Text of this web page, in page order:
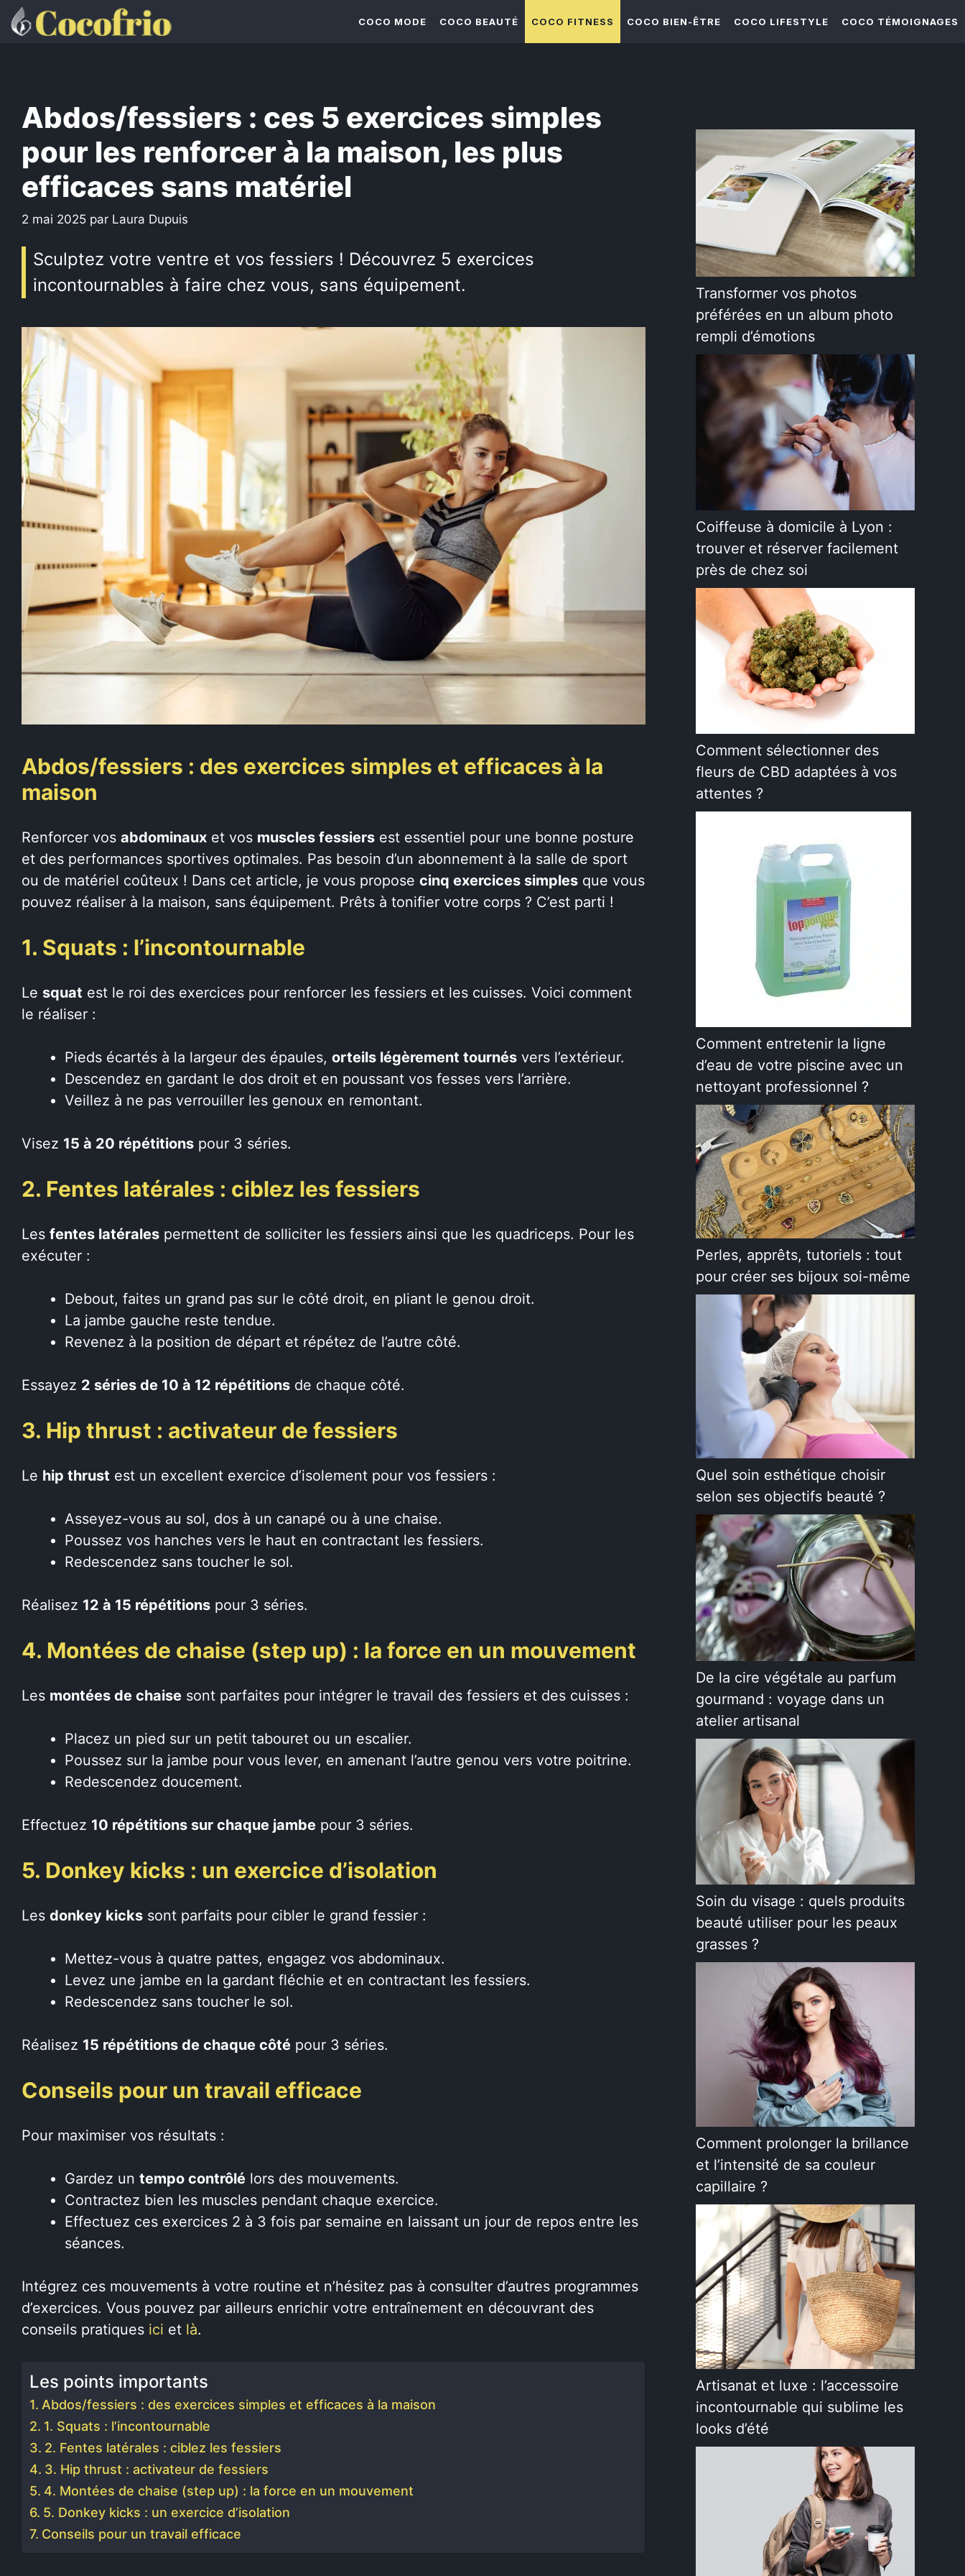
Aller
au
COCO MODE COCO BEAUTÉ COCO FITNESS COCO BIEN-ÊTRE COCO LIFESTYLE COCO TÉMOIGNAGES
Abdos/fessiers : ces 5 exercices simples
pour les renforcer à la maison, les plus
efficaces sans matériel
2 mai 2025 par Laura Dupuis
Sculptez votre ventre et vos fessiers ! Découvrez 5 exercices
incontournables à faire chez vous, sans équipement.
Abdos/fessiers : des exercices simples et efficaces à la
maison
Renforcer vos abdominaux et vos muscles fessiers est essentiel pour une bonne posture
et des performances sportives optimales. Pas besoin d’un abonnement à la salle de sport
ou de matériel coûteux ! Dans cet article, je vous propose cinq exercices simples que vous
pouvez réaliser à la maison, sans équipement. Prêts à tonifier votre corps ? C’est parti !
1. Squats : l’incontournable
Le squat est le roi des exercices pour renforcer les fessiers et les cuisses. Voici comment
le réaliser :
Pieds écartés à la largeur des épaules, orteils légèrement tournés vers l’extérieur.
Descendez en gardant le dos droit et en poussant vos fesses vers l’arrière.
Veillez à ne pas verrouiller les genoux en remontant.
Visez 15 à 20 répétitions pour 3 séries.
2. Fentes latérales : ciblez les fessiers
Les fentes latérales permettent de solliciter les fessiers ainsi que les quadriceps. Pour les
exécuter :
Debout, faites un grand pas sur le côté droit, en pliant le genou droit.
La jambe gauche reste tendue.
Revenez à la position de départ et répétez de l’autre côté.
Essayez 2 séries de 10 à 12 répétitions de chaque côté.
3. Hip thrust : activateur de fessiers
Le hip thrust est un excellent exercice d’isolement pour vos fessiers :
Asseyez-vous au sol, dos à un canapé ou à une chaise.
Poussez vos hanches vers le haut en contractant les fessiers.
Redescendez sans toucher le sol.
Réalisez 12 à 15 répétitions pour 3 séries.
4. Montées de chaise (step up) : la force en un mouvement
Les montées de chaise sont parfaites pour intégrer le travail des fessiers et des cuisses :
Placez un pied sur un petit tabouret ou un escalier.
Poussez sur la jambe pour vous lever, en amenant l’autre genou vers votre poitrine.
Redescendez doucement.
Effectuez 10 répétitions sur chaque jambe pour 3 séries.
5. Donkey kicks : un exercice d’isolation
Les donkey kicks sont parfaits pour cibler le grand fessier :
Mettez-vous à quatre pattes, engagez vos abdominaux.
Levez une jambe en la gardant fléchie et en contractant les fessiers.
Redescendez sans toucher le sol.
Réalisez 15 répétitions de chaque côté pour 3 séries.
Conseils pour un travail efficace
Pour maximiser vos résultats :
Gardez un tempo contrôlé lors des mouvements.
Contractez bien les muscles pendant chaque exercice.
Effectuez ces exercices 2 à 3 fois par semaine en laissant un jour de repos entre les
séances.
Intégrez ces mouvements à votre routine et n’hésitez pas à consulter d’autres programmes
d’exercices. Vous pouvez par ailleurs enrichir votre entraînement en découvrant des
conseils pratiques ici et là.
Les points importants
Abdos/fessiers : des exercices simples et efficaces à la maison
1. Squats : l’incontournable
2. Fentes latérales : ciblez les fessiers
3. Hip thrust : activateur de fessiers
4. Montées de chaise (step up) : la force en un mouvement
5. Donkey kicks : un exercice d’isolation
Conseils pour un travail efficace
Transformer vos photos
préférées en un album photo
rempli d’émotions
Coiffeuse à domicile à Lyon :
trouver et réserver facilement
près de chez soi
Comment sélectionner des
fleurs de CBD adaptées à vos
attentes ?
Comment entretenir la ligne
d’eau de votre piscine avec un
nettoyant professionnel ?
Perles, apprêts, tutoriels : tout
pour créer ses bijoux soi-même
Quel soin esthétique choisir
selon ses objectifs beauté ?
De la cire végétale au parfum
gourmand : voyage dans un
atelier artisanal
Soin du visage : quels produits
beauté utiliser pour les peaux
grasses ?
Comment prolonger la brillance
et l’intensité de sa couleur
capillaire ?
Artisanat et luxe : l’accessoire
incontournable qui sublime les
looks d’été